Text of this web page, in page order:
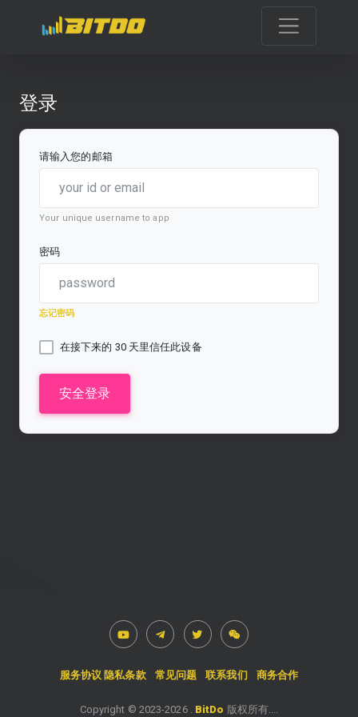
登录
请输入您的邮箱
Your unique username to app
密码
忘记密码
在接下来的 30 天里信任此设备
安全登录
服务协议 隐私条款 常见问题 联系我们 商务合作
Copyright © 2023-2026. BitDo 版权所有....